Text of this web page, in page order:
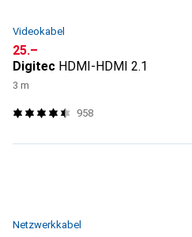
Videokabel
CHF
25.–
Digitec HDMI-HDMI 2.1
3 m
958
Netzwerkkabel